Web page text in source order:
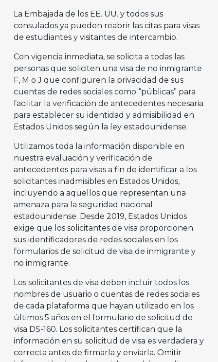
La Embajada de los EE. UU. y todos sus
consulados ya pueden reabrir las citas para visas
de estudiantes y visitantes de intercambio.
Con vigencia inmediata, se solicita a todas las
personas que soliciten una visa de no inmigrante
F, M o J que configuren la privacidad de sus
cuentas de redes sociales como “públicas” para
facilitar la verificación de antecedentes necesaria
para establecer su identidad y admisibilidad en
Estados Unidos según la ley estadounidense.
Utilizamos toda la información disponible en
nuestra evaluación y verificación de
antecedentes para visas a fin de identificar a los
solicitantes inadmisibles en Estados Unidos,
incluyendo a aquellos que representan una
amenaza para la seguridad nacional
estadounidense. Desde 2019, Estados Unidos
exige que los solicitantes de visa proporcionen
sus identificadores de redes sociales en los
formularios de solicitud de visa de inmigrante y
no inmigrante.
Los solicitantes de visa deben incluir todos los
nombres de usuario o cuentas de redes sociales
de cada plataforma que hayan utilizado en los
últimos 5 años en el formulario de solicitud de
visa DS-160. Los solicitantes certifican que la
información en su solicitud de visa es verdadera y
correcta antes de firmarla y enviarla. Omitir